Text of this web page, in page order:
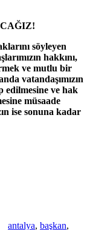
söyleyen
hakkını,
ve mutlu bir
vatandaşımızın
edilmesine ve hak
müsaade
ise sonuna kadar
antalya, başkan,